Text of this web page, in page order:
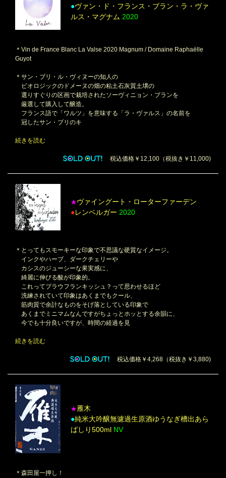
●ヴァン・ド・フランス・ブラン・ラ・ヴァ
ルス・マグナム 2020
＊Vin de France Blanc La Valse 2020 Magnum / Domaine Raphaëlle
Guyot
＊サン・ブリ・ル・ヴィヌーの知人の
ビオロジックのドメーヌの畑の粘土石灰質土壌の
選りすぐりの区画で栽培されたソーヴィニョン・ブランを
厳選して購入して醸造。
フランス語で「ワルツ」を意味する「ラ・ヴァルス」の名前を
冠したサン・ブリのキ
続きを読む
税込価格￥12,100（税抜き￥11,000)
★ヴァイングート・ローターファーデン
●レンベルガー 2020
＊とってもスモーキーな印象で不思議な硬質なイメージ。
インクやハーブ、ダークチェリーや
カシスのジューシーな果実感に、
綺麗に伸びる酸が印象的。
これってブラウフランキッシュ？って思わせるほど
洗練されていて印象はあくまでもクール、
筋肉質で余計なものをそげ落としている印象で
あくまでミニマムなんですがちょっとホッとする余韻に、
今でも十分良いですが、時間の経過を見
続きを読む
税込価格￥4,268（税抜き￥3,880)
★ 雁木
●純米大吟醸無濾過生原酒ゆうなぎ槽出あら
ばしり500ml NV
＊森田屋一押し！